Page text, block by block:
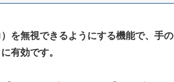
を無視できるようにする機能で、手の
有効です。